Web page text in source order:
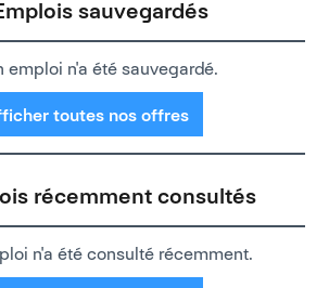
sauvegardés
emploi n'a été sauvegardé.
toutes nos offres
récemment consultés
n'a été consulté récemment.